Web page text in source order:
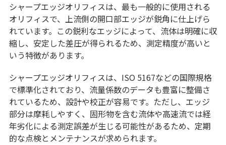
シャープエッジオリフィスは、最も一般的に使用される
オリフィスで、上流側の開口部エッジが鋭角に仕上げら
れています。この鋭利なエッジによって、流体は明確に収
縮し、安定した差圧が得られるため、測定精度が高いと
いう特徴があります。
シャープエッジオリフィスは、ISO 5167などの国際規格
で標準化されており、流量係数のデータも豊富に整備さ
れているため、設計や校正が容易です。ただし、エッジ
部分は摩耗しやすく、固形物を含む流体や高速流では経
年劣化による測定誤差が生じる可能性があるため、定期
的な点検とメンテナンスが求められます。